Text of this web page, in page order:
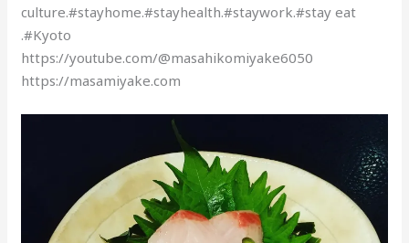
culture.#stayhome.#stayhealth.#staywork.#stay eat
.#Kyoto
https://youtube.com/@masahikomiyake6050
https://masamiyake.com